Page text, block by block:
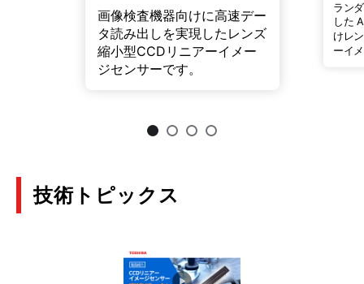
画像検査機器向けに高速デー
タ読み出しを実現したレンズ
縮小型CCDリニアーイメー
ジセンサーです。
ラン
した
けレ
ーイ
技術トピックス